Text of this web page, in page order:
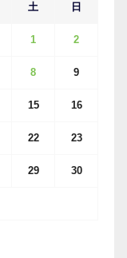
土 日
1 2
8 9
15 16
22 23
29 30